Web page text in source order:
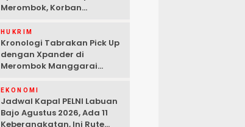
Merombok, Korban
HUKRIM
Kronologi Tabrakan Pick Up
dengan Xpander di
Merombok Manggarai
EKONOMI
Jadwal Kapal PELNI Labuan
Bajo Agustus 2026, Ada 11
Keberangkatan, Ini Rute